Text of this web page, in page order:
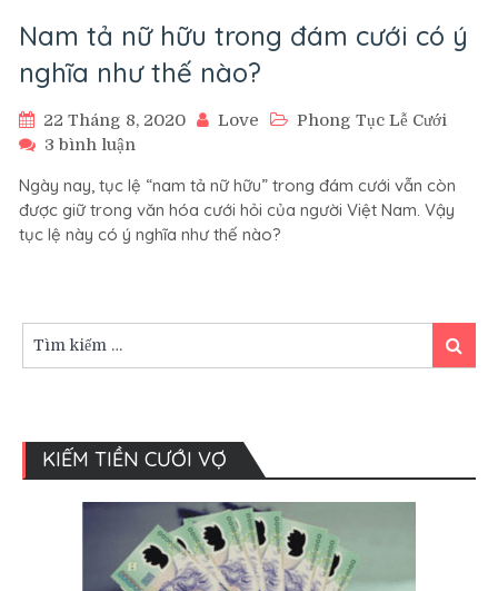
Nam tả nữ hữu trong đám cưới có ý
nghĩa như thế nào?
22 Tháng 8, 2020 Love
Phong Tục Lễ Cưới
3 bình luận
tả
nữ
hữu
có
nào?
Ngày nay, tục lệ “nam tả nữ hữu” trong đám cưới vẫn còn
được giữ trong văn hóa cưới hỏi của người Việt Nam. Vậy
tục lệ này có ý nghĩa như thế nào?
kiếm:
Tìm
kiếm
KIẾM TIỀN CƯỚI VỢ